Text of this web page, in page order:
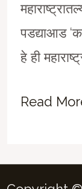
पडद्याआड
हे ही
मुंबई-
Read